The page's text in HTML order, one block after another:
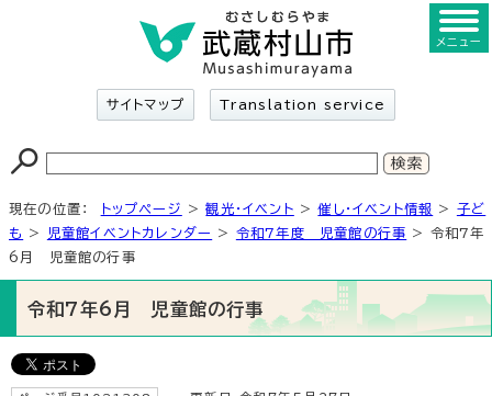
サイトマップ Translation service
メニュー
現在の位置： トップページ >観光・イベント >催し・イベント情報 > 子ど
も
> 児童館イベントカレンダー > 令和7年度 児童館の行事 > 令和7年
6月 児童館の行事
令和7年6月 児童館の行事